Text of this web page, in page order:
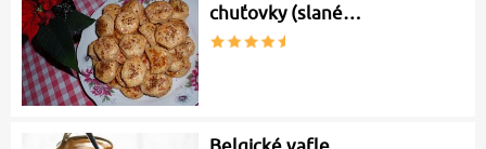
chuťovky (slané…